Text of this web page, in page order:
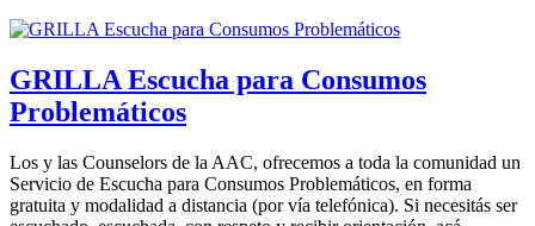
GRILLA Escucha para Consumos
Problemáticos
Los y las Counselors de la AAC, ofrecemos a toda la comunidad un
Servicio de Escucha para Consumos Problemáticos, en forma
gratuita y modalidad a distancia (por vía telefónica). Si necesitás ser